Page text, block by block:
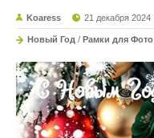
Koaress 21 декабря 2024
Новый Год / Рамки для Фото